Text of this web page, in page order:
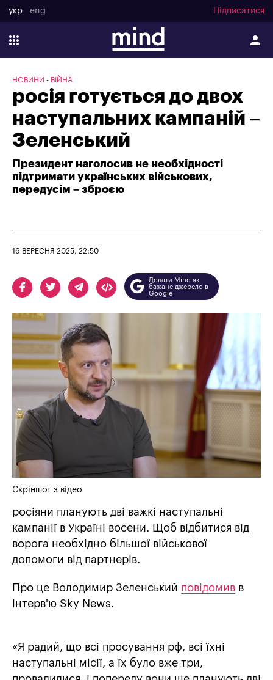
укр eng Підписатися
НОВИНИ ВІЙНА
росія готується до двох
наступальних кампаній –
Зеленський
Президент наголосив не необхідності
підтримати українських військових,
передусім – зброєю
16 ВЕРЕСНЯ 2025, 22:50
Додати Mind як
бажане джерело в
Google
Скріншот з відео
росіяни планують дві важкі наступальні
кампанії в Україні восени. Щоб відбитися від
ворога необхідно більшої військової
допомоги від партнерів.
Про це Володимир Зеленський повідомив в
інтерв'ю Sky News.
«Я радий, що всі просування рф, всі їхні
наступальні місії, а їх було вже три,